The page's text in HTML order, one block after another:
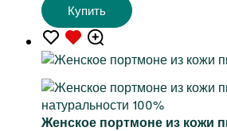
Купить
натуральности 100%
Женское портмоне из кожи